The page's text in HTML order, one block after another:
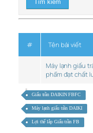
# Tên bài viết
Máy lạnh giấu
phẩm đạt chất
Giấu trần DAIKIN FBFC
Máy lạnh giấu trần DAIKI
Lợi thế lắp Giấu trần FB